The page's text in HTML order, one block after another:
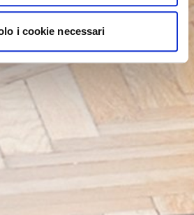
i cookie necessari